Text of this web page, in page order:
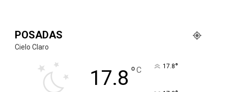
POSADAS
Cielo Claro
17.8 °C 17.8°